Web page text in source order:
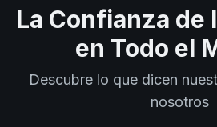
La Confianza de
en Todo el
Descubre lo que dicen
nosotros